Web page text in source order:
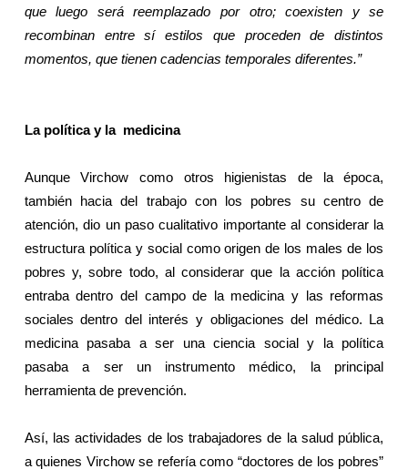
que luego será reemplazado por otro; coexisten y se
recombinan entre sí estilos que proceden de distintos
momentos, que tienen cadencias temporales diferentes.”
La política y la medicina
Aunque Virchow como otros higienistas de la época,
también hacia del trabajo con los pobres su centro de
atención, dio un paso cualitativo importante al considerar la
estructura política y social como origen de los males de los
pobres y, sobre todo, al considerar que la acción política
entraba dentro del campo de la medicina y las reformas
sociales dentro del interés y obligaciones del médico. La
medicina pasaba a ser una ciencia social y la política
pasaba a ser un instrumento médico, la principal
herramienta de prevención.
Así, las actividades de los trabajadores de la salud pública,
a quienes Virchow se refería como “doctores de los pobres”